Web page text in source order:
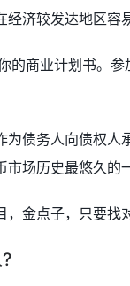
济较发达地区容
的商业计划书。
债务人向债权
场历史最悠久的
金点子，只要找